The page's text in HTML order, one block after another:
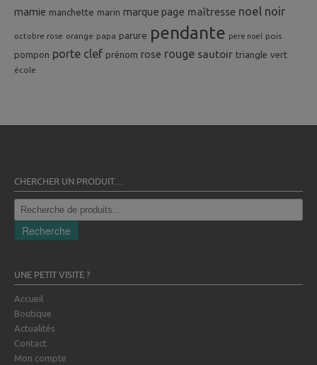
mamie manchette marin marque page maîtresse noel noir
octobre rose orange papa parure pendante pere noel pois
pompon porte clef prénom rose rouge sautoir triangle vert
école
CHERCHER UN PRODUIT…
Recherche
pour :
Recherche
UNE PETIT VISITE ?
Accueil
Boutique
Actualités
Contact
Mon compte